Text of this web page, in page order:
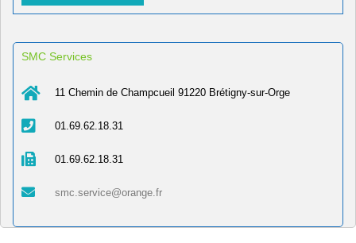
SMC Services
11 Chemin de Champcueil 91220 Brétigny-sur-Orge
01.69.62.18.31
01.69.62.18.31
smc.service@orange.fr